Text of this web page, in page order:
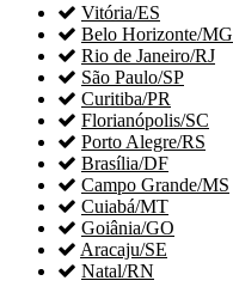
 Vitória/ES
 Belo Horizonte/MG
 Rio de Janeiro/RJ
 São Paulo/SP
 Curitiba/PR
 Florianópolis/SC
 Porto Alegre/RS
 Brasília/DF
 Campo Grande/MS
 Cuiabá/MT
 Goiânia/GO
 Aracaju/SE
 Natal/RN